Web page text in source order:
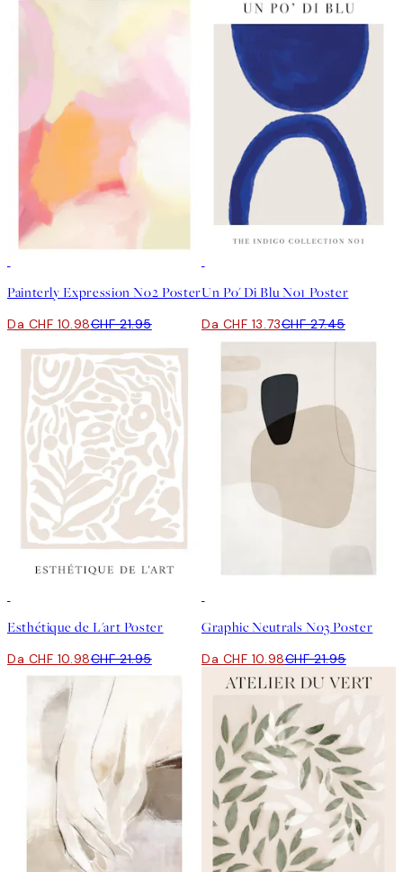
Painterly Expression No2 Poster
Da CHF 10.98CHF 21.95
Un Po' Di Blu No1 Poster
Da CHF 13.73CHF 27.45
Esthétique de L'art Poster
Da CHF 10.98CHF 21.95
Graphic Neutrals No3 Poster
Da CHF 10.98CHF 21.95